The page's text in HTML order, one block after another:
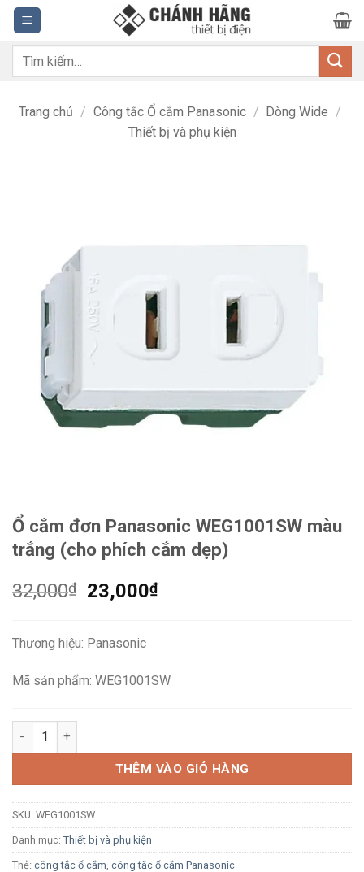
Bỏ
qua
nội
dung
Tìm
Trang chủ / Công tắc Ổ cắm Panasonic / Dòng Wide /
Thiết bị và phụ kiện
Ổ cắm đơn Panasonic WEG1001SW màu
trắng (cho phích cắm dẹp)
32,000₫
Giá
32,000₫.
23,000₫Giá
Thương hiệu: Panasonic
Mã sản phẩm: WEG1001SW
Ổ cắm đơn Panasonic WEG1001SW màu trắng (cho phích cắm
THÊM VÀO GIỎ HÀNG
SKU: WEG1001SW
Danh mục: Thiết bị và phụ kiện
Thẻ: công tắc ổ cắm công tắc ổ cắm Panasonic